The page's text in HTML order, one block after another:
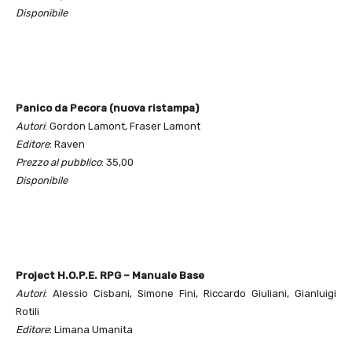
Disponibile
Panico da Pecora (nuova ristampa)
Autori: Gordon Lamont, Fraser Lamont
Editore: Raven
Prezzo al pubblico: 35,00
Disponibile
Project H.O.P.E. RPG – Manuale Base
Autori: Alessio Cisbani, Simone Fini, Riccardo Giuliani, Gianluigi
Rotili
Editore: Limana Umanita